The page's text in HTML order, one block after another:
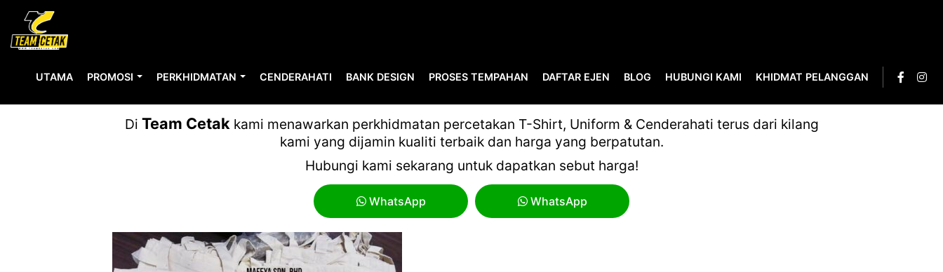
UTAMA PROMOSI PERKHIDMATAN CENDERAHATI BANK DESIGN PROSES TEMPAHAN DAFTAR EJEN BLOG HUBUNGI KAMI KHIDMAT PELANGGAN
Di Team Cetakkami menawarkan perkhidmatan percetakan T-Shirt, Uniform & Cenderahati terus dari kilang
kami yang dijamin kualiti terbaik dan harga yang berpatutan.
Hubungi kami sekarang untuk dapatkan sebut harga!
WhatsApp WhatsApp